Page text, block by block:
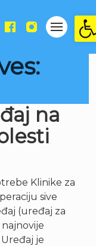
na
Klinike za
sive
(uređaj za
je